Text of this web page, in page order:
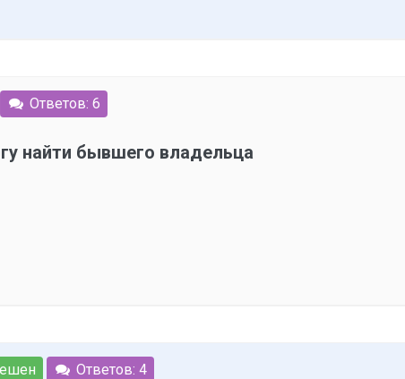
Ответов: 6
найти бывшего владельца
Ответов: 4